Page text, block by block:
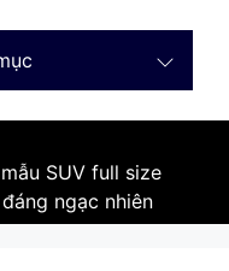
SUV full size
ngạc nhiên